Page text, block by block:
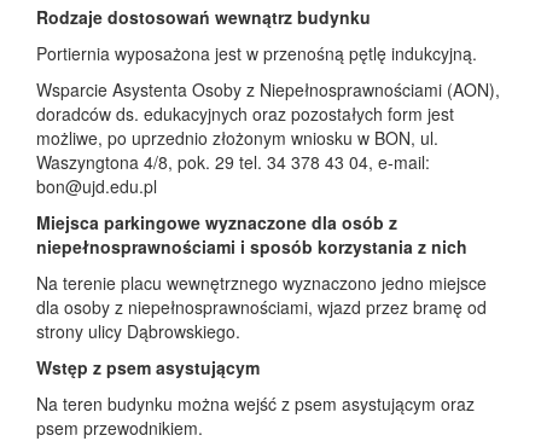
Rodzaje dostosowań wewnątrz budynku
Portiernia wyposażona jest w przenośną pętlę indukcyjną.
Wsparcie Asystenta Osoby z Niepełnosprawnościami (AON),
doradców ds. edukacyjnych oraz pozostałych form jest
możliwe, po uprzednio złożonym wniosku w BON, ul.
Waszyngtona 4/8, pok. 29 tel. 34 378 43 04, e-mail:
bon@ujd.edu.pl
Miejsca parkingowe wyznaczone dla osób z
niepełnosprawnościami i sposób korzystania z nich
Na terenie placu wewnętrznego wyznaczono jedno miejsce
dla osoby z niepełnosprawnościami, wjazd przez bramę od
strony ulicy Dąbrowskiego.
Wstęp z psem asystującym
Na teren budynku można wejść z psem asystującym oraz
psem przewodnikiem.